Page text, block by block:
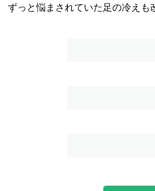
ずっと悩まされていた足の冷えも